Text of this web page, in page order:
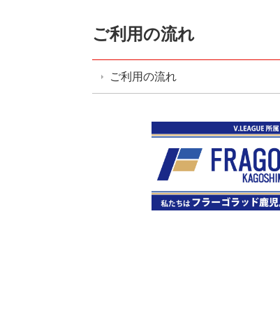
ご利用の流れ
ご利用の流れ